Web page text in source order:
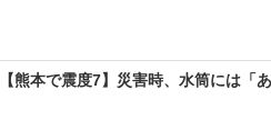
【熊本で震度7】災害時、水筒には